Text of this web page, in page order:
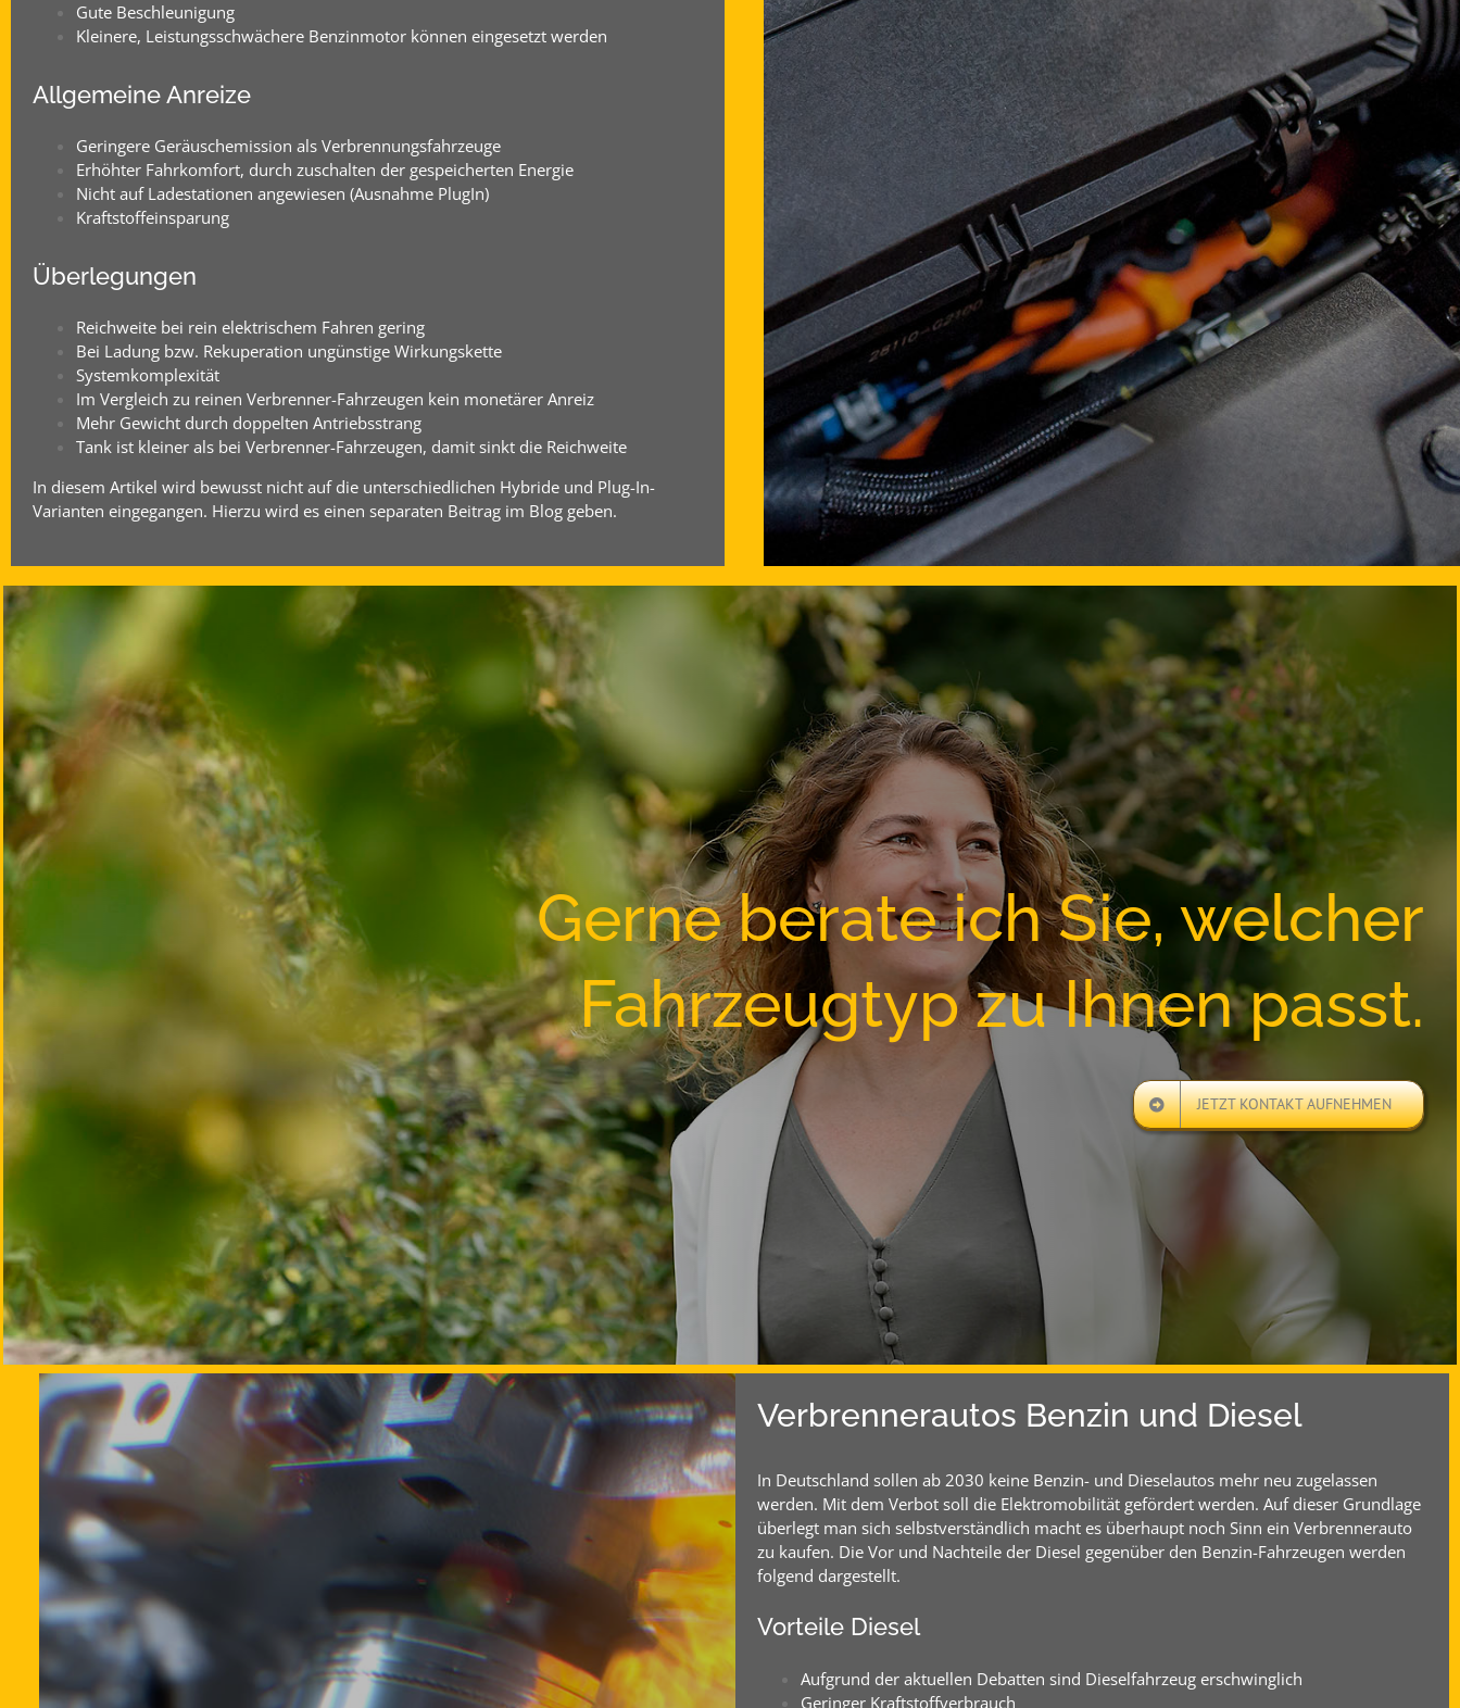
Gute Beschleunigung
Kleinere, Leistungsschwächere Benzinmotor können eingesetzt werden
Allgemeine Anreize
Geringere Geräuschemission als Verbrennungsfahrzeuge
Erhöhter Fahrkomfort, durch zuschalten der gespeicherten Energie
Nicht auf Ladestationen angewiesen (Ausnahme PlugIn)
Kraftstoffeinsparung
Überlegungen
Reichweite bei rein elektrischem Fahren gering
Bei Ladung bzw. Rekuperation ungünstige Wirkungskette
Systemkomplexität
Im Vergleich zu reinen Verbrenner-Fahrzeugen kein monetärer Anreiz
Mehr Gewicht durch doppelten Antriebsstrang
Tank ist kleiner als bei Verbrenner-Fahrzeugen, damit sinkt die Reichweite
In diesem Artikel wird bewusst nicht auf die unterschiedlichen Hybride und Plug-In-
Varianten eingegangen. Hierzu wird es einen separaten Beitrag im Blog geben.
Gerne berate ich Sie, welcher
Fahrzeugtyp zu Ihnen passt.
JETZT KONTAKT AUFNEHMEN
Verbrennerautos Benzin und Diesel
In Deutschland sollen ab 2030 keine Benzin- und Dieselautos mehr neu zugelassen
werden. Mit dem Verbot soll die Elektromobilität gefördert werden. Auf dieser Grundlage
überlegt man sich selbstverständlich macht es überhaupt noch Sinn ein Verbrennerauto
zu kaufen. Die Vor und Nachteile der Diesel gegenüber den Benzin-Fahrzeugen werden
folgend dargestellt.
Vorteile Diesel​
Aufgrund der aktuellen Debatten sind Dieselfahrzeug erschwinglich
Geringer Kraftstoffverbrauch